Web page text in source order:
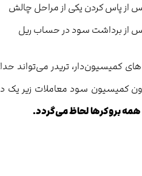
از پاس کردن یکی از مراحل چالش
از برداشت سود در حساب ریل
کمیسیون سود معاملات زیر
بروکرها لحاظ می‌گردد.